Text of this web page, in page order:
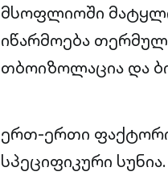
მსოფლიოში
იწარმოება
თბოიზოლაცია და
ერთ-ერთი
სპეციფიკური